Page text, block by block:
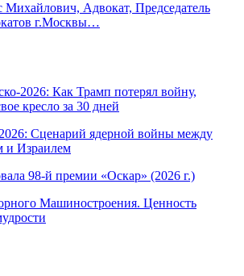
Адвокат, Председатель
г.Москвы…
2026: Как Трамп потерял войну,
кресло за 30 дней
Сценарий ядерной войны между
Израилем
98-й премии «Оскар» (2026 г.)
Машиностроения. Ценность